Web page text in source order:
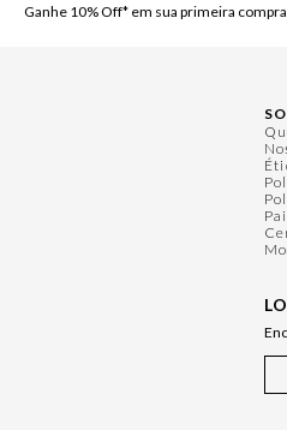
Ganhe 10% Off* em sua primeira